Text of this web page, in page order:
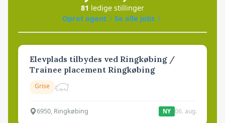
81 ledige stillinger
Opret agent
Se alle jobs
Elevplads tilbydes ved Ringkøbing /
Trainee placement Ringkøbing
Grise
6950, Ringkøbing NY 06. aug.